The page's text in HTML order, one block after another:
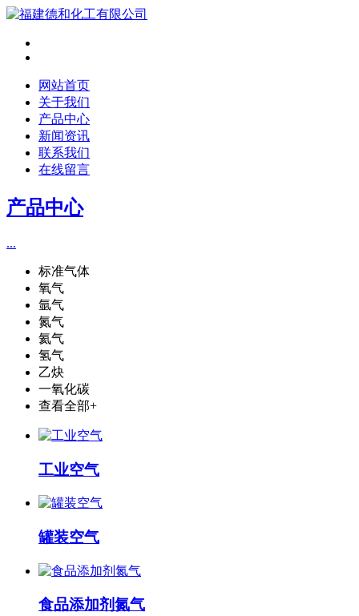
网站首页
关于我们
产品中心
新闻资讯
联系我们
在线留言
产品中心
...
标准气体
氧气
氩气
氮气
氦气
氢气
乙炔
一氧化碳
查看全部+
工业空气
罐装空气
食品添加剂氮气